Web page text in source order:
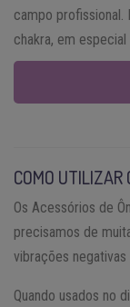
campo profissional.
chakra, em especial
COMO UTILIZAR
Os Acessórios de
precisamos de
vibrações negativas
Quando usados no